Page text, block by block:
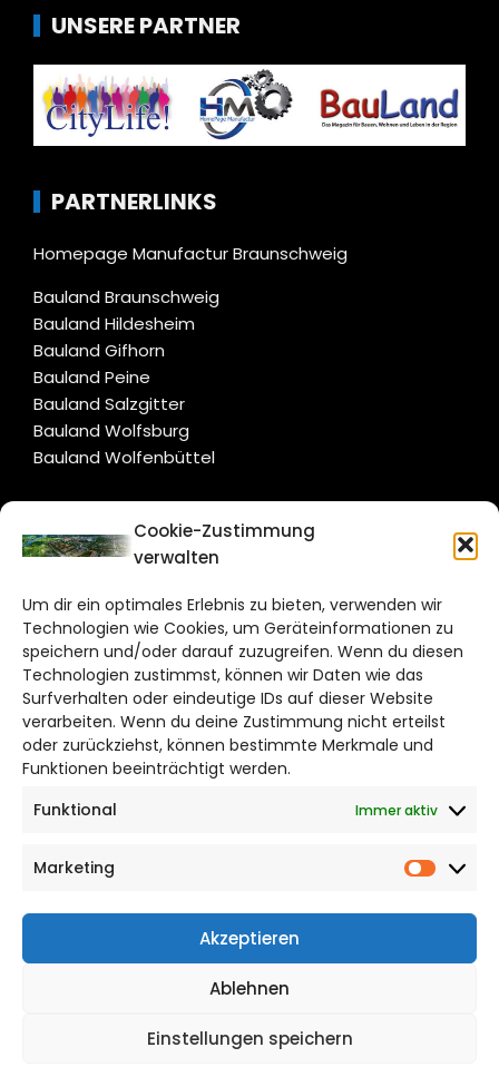
Cookie-Zustimmung
verwalten
Um dir ein optimales Erlebnis zu bieten, verwenden wir
Technologien wie Cookies, um Geräteinformationen zu
speichern und/oder darauf zuzugreifen. Wenn du diesen
Technologien zustimmst, können wir Daten wie das
Surfverhalten oder eindeutige IDs auf dieser Website
verarbeiten. Wenn du deine Zustimmung nicht erteilst
oder zurückziehst, können bestimmte Merkmale und
Funktionen beeinträchtigt werden.
Funktional
Immer aktiv
Marketing
Akzeptieren
Ablehnen
Einstellungen speichern
UNSERE PARTNER
PARTNERLINKS
Homepage Manufactur Braunschweig
Bauland Braunschweig
Bauland Hildesheim
Bauland Gifhorn
Bauland Peine
Bauland Salzgitter
Bauland Wolfsburg
Bauland Wolfenbüttel
CITYLIFE!
Bruchtorwall 12
38100 Braunschweig
Telefon: 0531 387220 – 65
DAS STADTMAGAZIN FÜR
SALZGITTER
Impressum
Cookie Richtlinie
CITYLIFE! BEI FACEBOOK